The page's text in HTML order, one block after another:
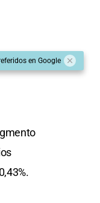
en Google